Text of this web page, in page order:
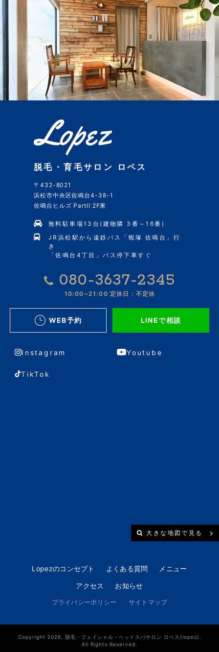
脱毛・育毛サロン ロペス
〒432-8021
浜松市中央区佐鳴台4-38-1
佐鳴台ヒルズ PartII 2F東
無料駐車場13台(建物隣 3番～16番)
JR浜松駅から遠鉄バス「蜆塚 佐鳴台」行
き
「佐鳴台4丁目」バス停下車すぐ
080-3637-2345
10:00~21:00 定休日：不定休
WEB予約 LINEで相談
Instagram Youtube
TikTok
大きな地図で見る
Lopezのコンセプト よくある質問 メニュー
アクセス お知らせ
プライバシーポリシー サイトマップ
Copyright 2026. 脱毛・フェイシャル・ヘッドスパサロン ロペス(lopez).
All Rights Reserved.